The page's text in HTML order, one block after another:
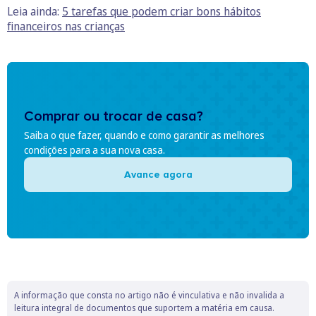
Leia ainda: 5 tarefas que podem criar bons hábitos
financeiros nas crianças
Comprar ou trocar de casa?
Saiba o que fazer, quando e como garantir as melhores
condições para a sua nova casa.
Avance agora
A informação que consta no artigo não é vinculativa e não invalida a
leitura integral de documentos que suportem a matéria em causa.